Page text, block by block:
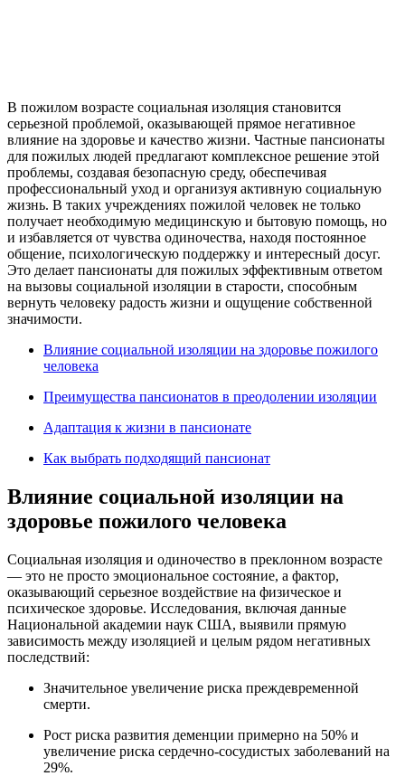
В пожилом возрасте социальная изоляция становится
серьезной проблемой, оказывающей прямое негативное
влияние на здоровье и качество жизни. Частные пансионаты
для пожилых людей предлагают комплексное решение этой
проблемы, создавая безопасную среду, обеспечивая
профессиональный уход и организуя активную социальную
жизнь. В таких учреждениях пожилой человек не только
получает необходимую медицинскую и бытовую помощь, но
и избавляется от чувства одиночества, находя постоянное
общение, психологическую поддержку и интересный досуг.
Это делает пансионаты для пожилых эффективным ответом
на вызовы социальной изоляции в старости, способным
вернуть человеку радость жизни и ощущение собственной
значимости.
Влияние социальной изоляции на здоровье пожилого
человека
Преимущества пансионатов в преодолении изоляции
Адаптация к жизни в пансионате
Как выбрать подходящий пансионат
Влияние социальной изоляции на
здоровье пожилого человека
Социальная изоляция и одиночество в преклонном возрасте
— это не просто эмоциональное состояние, а фактор,
оказывающий серьезное воздействие на физическое и
психическое здоровье. Исследования, включая данные
Национальной академии наук США, выявили прямую
зависимость между изоляцией и целым рядом негативных
последствий:
Значительное увеличение риска преждевременной
смерти.
Рост риска развития деменции примерно на 50% и
увеличение риска сердечно-сосудистых заболеваний на
29%.